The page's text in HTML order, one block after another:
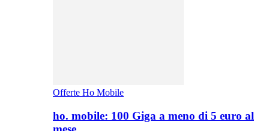
Offerte Ho Mobile
ho. mobile: 100 Giga a meno di 5 euro al